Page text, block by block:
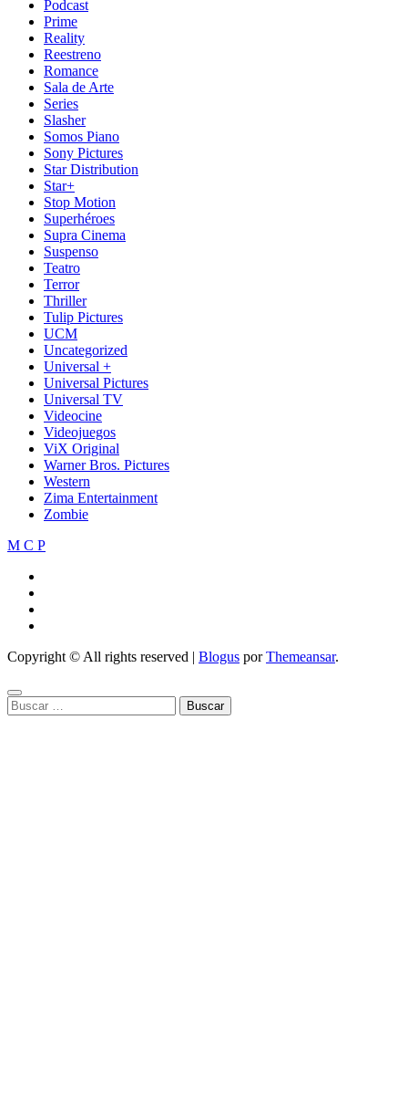
Podcast
Prime
Reality
Reestreno
Romance
Sala de Arte
Series
Slasher
Somos Piano
Sony Pictures
Star Distribution
Star+
Stop Motion
Superhéroes
Supra Cinema
Suspenso
Teatro
Terror
Thriller
Tulip Pictures
UCM
Uncategorized
Universal +
Universal Pictures
Universal TV
Videocine
Videojuegos
ViX Original
Warner Bros. Pictures
Western
Zima Entertainment
Zombie
M C P
Copyright © All rights reserved | Blogus porThemeansar.
Buscar: